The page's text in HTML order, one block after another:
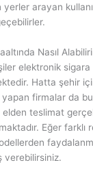
arayan
Nasıl
elektronik
Hatta şehir
yapan firmalar da
elden teslimat
Eğer farklı
verebilirsiniz.